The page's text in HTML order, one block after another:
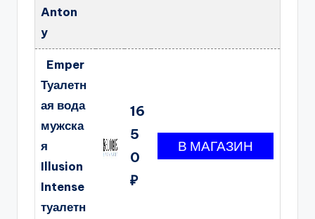
Anton
y
Emper
Туалетн
ая вода
мужска
я
Illusion
Intense
туалетн
16
5
0
₽